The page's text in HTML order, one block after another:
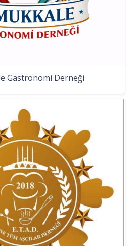
Gastronomi Derneği